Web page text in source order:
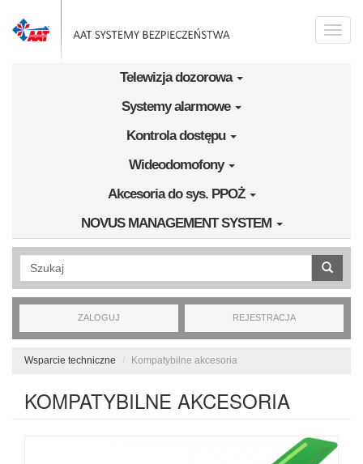
Toggle
Telewizja dozorowa
Systemy alarmowe
Kontrola dostępu
Wideodomofony
Akcesoria do sys. PPOŻ
NOVUS MANAGEMENT SYSTEM
Wyszukiwanie pełnotekstowe
ZALOGUJ REJESTRACJA
Wsparcie techniczne Kompatybilne akcesoria
KOMPATYBILNE AKCESORIA